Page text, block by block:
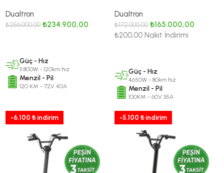
Dualtron
₺256.000,00 ₺234.900,00
Güç - Hız
11.800W - 120km hız
Menzil - Pil
120 KM - 72V 40A
4650W Çift Motor, 60V
35Ah, EY4
Dualtron
₺172.000,00 ₺165.000,00
₺200,00 Nakit İndirimi
Güç - Hız
4650W - 80km hız
Menzil - Pil
100KM - 60V 35A
-6.100 ₺ indirim -5.100 ₺ indirim